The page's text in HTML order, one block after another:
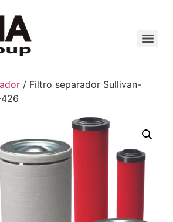
/ Filtro separador Sullivan-